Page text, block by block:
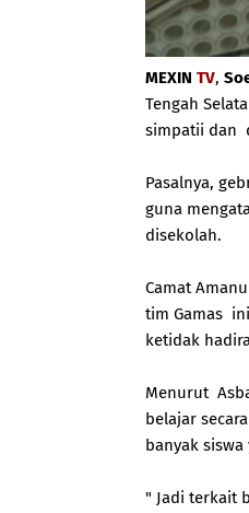
MEXIN TV,
Tengah
simpatii dan
Pasalnya,
guna
disekolah.
Camat
tim Gamas
ketidak
Menurut
belajar
banyak siswa
" Jadi terkait